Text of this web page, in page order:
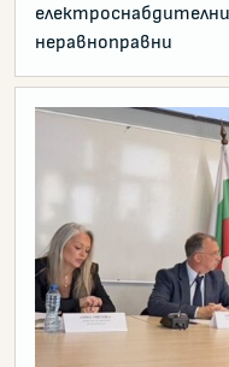
неравноправни